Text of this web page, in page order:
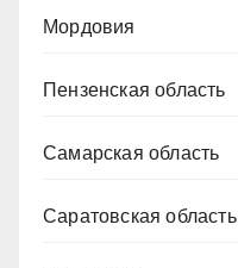
Мордовия
Пензенская область
Самарская область
Саратовская область